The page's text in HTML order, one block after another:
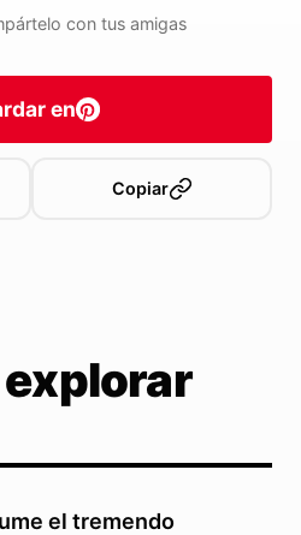
con tus amigas
en
Copiar
el tremendo